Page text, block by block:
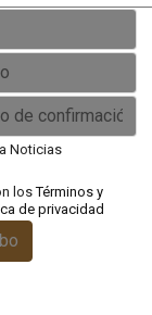
Noticias
losTérminos y
de privacidad